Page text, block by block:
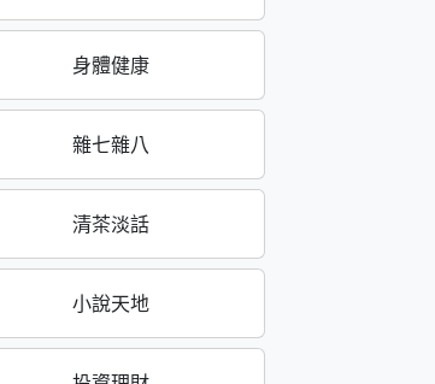
身體健康
雜七雜八
清茶淡話
小說天地